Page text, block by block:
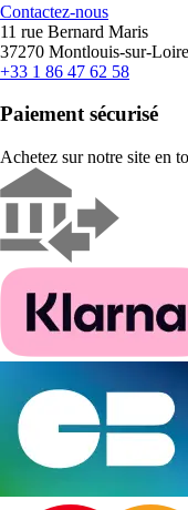
Contactez-nous
11 rue Bernard Maris
37270 Montlouis-sur-
+33 1 86 47 62 58
Paiement sécurisé
Achetez sur notre site en